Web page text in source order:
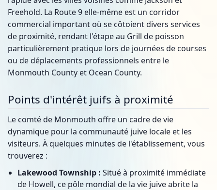
Freehold. La Route 9 elle-même est un corridor
commercial important où se côtoient divers services
de proximité, rendant l'étape au Grill de poisson
particulièrement pratique lors de journées de courses
ou de déplacements professionnels entre le
Monmouth County et Ocean County.
Points d'intérêt juifs à proximité
Le comté de Monmouth offre un cadre de vie
dynamique pour la communauté juive locale et les
visiteurs. À quelques minutes de l'établissement, vous
trouverez :
Lakewood Township : Situé à proximité immédiate
de Howell, ce pôle mondial de la vie juive abrite la